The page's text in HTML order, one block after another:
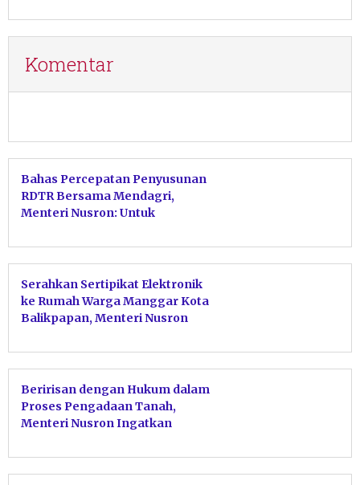
Komentar
Bahas Percepatan Penyusunan
RDTR Bersama Mendagri,
Menteri Nusron: Untuk
Serahkan Sertipikat Elektronik
ke Rumah Warga Manggar Kota
Balikpapan, Menteri Nusron
pada PTSL
Beririsan dengan Hukum dalam
Proses Pengadaan Tanah,
Menteri Nusron Ingatkan
Kaltim Perkuat Sinergi dengan
APH